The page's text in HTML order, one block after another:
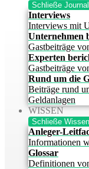
Schließe Journal
Interviews
Interviews mit
Unternehmen
Gastbeiträge
Experten
Gastbeiträge
Rund um die
Beiträge rund
Geldanlagen
WISSEN
Schließe Wissen
Anleger-
Informationen
Glossar
Definitionen